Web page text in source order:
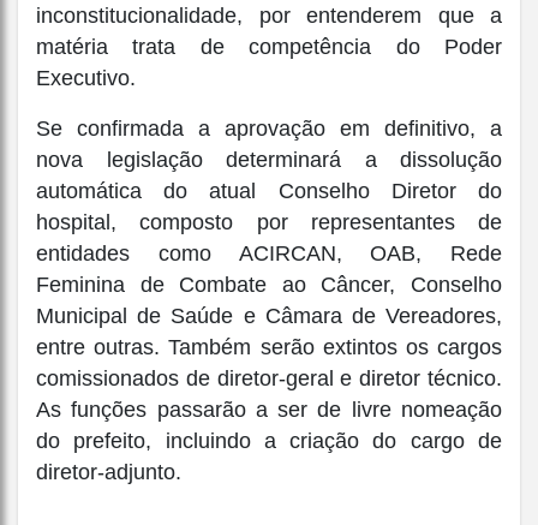
inconstitucionalidade, por entenderem que a
matéria trata de competência do Poder
Executivo.
Se confirmada a aprovação em definitivo, a
nova legislação determinará a dissolução
automática do atual Conselho Diretor do
hospital, composto por representantes de
entidades como ACIRCAN, OAB, Rede
Feminina de Combate ao Câncer, Conselho
Municipal de Saúde e Câmara de Vereadores,
entre outras. Também serão extintos os cargos
comissionados de diretor-geral e diretor técnico.
As funções passarão a ser de livre nomeação
do prefeito, incluindo a criação do cargo de
diretor-adjunto.